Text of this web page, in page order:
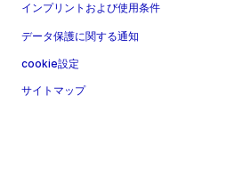
インプリントおよび使用条件
データ保護に関する通知
cookie設定
サイトマップ